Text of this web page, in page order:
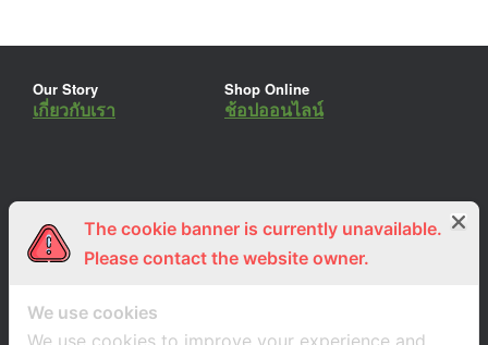
Our Story
เกี่ยวกับเรา
Shop Online
ช้อปออนไลน์
ร่วมงานกับเรา
สมัครงาน
Lemon Farm Cafe
ร้านอาหารอินทรีย์
The cookie banner is currently unavailable.
Please contact the website owner.
We use cookies
We use cookies to improve your experience and